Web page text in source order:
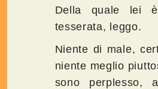
Della quale lei è
tesserata, leggo.
Niente di male,
niente meglio
sono perplesso,